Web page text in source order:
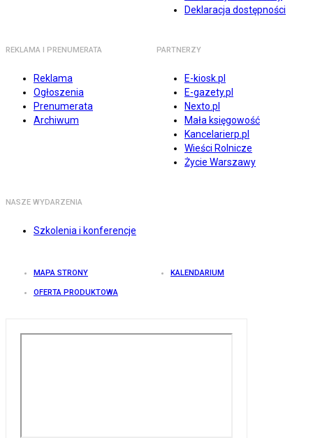
Deklaracja dostępności
REKLAMA I PRENUMERATA
Reklama
Ogłoszenia
Prenumerata
Archiwum
PARTNERZY
E-kiosk.pl
E-gazety.pl
Nexto.pl
Mała księgowość
Kancelarierp.pl
Wieści Rolnicze
Życie Warszawy
NASZE WYDARZENIA
Szkolenia i konferencje
MAPA STRONY KALENDARIUM
OFERTA PRODUKTOWA